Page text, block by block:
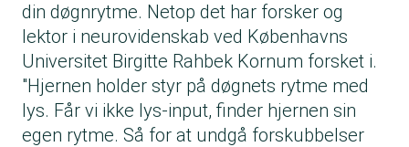
din døgnrytme. Netop det har forsker og
lektor i neurovidenskab ved Københavns
Universitet Birgitte Rahbek Kornum forsket i.
"Hjernen holder styr på døgnets rytme med
lys. Får vi ikke lys-input, finder hjernen sin
egen rytme. Så for at undgå forskubbelser